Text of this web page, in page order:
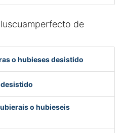
de
o hubieses desistido
o hubieseis